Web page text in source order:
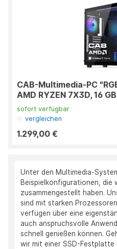
CAB-Multimedia-PC
AMD RYZEN 7X3D, 16
sofort verfügbar
vergleichen
1.299,00 €
Unter den Multimedia-
Beispielkonfigurationen, die
zusammengestellt haben.
sind mit starken
verfügen über eine
auch anspruchsvolle
schnell genießen können.
wir mit einer SSD-Festplatte